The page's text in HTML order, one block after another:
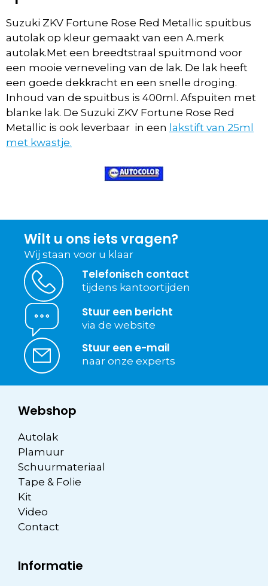
Suzuki ZKV Fortune Rose Red Metallic spuitbus
autolak op kleur gemaakt van een A.merk
autolak.Met een breedtstraal spuitmond voor
een mooie verneveling van de lak. De lak heeft
een goede dekkracht en een snelle droging.
Inhoud van de spuitbus is 400ml. Afspuiten met
blanke lak. De Suzuki ZKV Fortune Rose Red
Metallic is ook leverbaar in een lakstift van 25ml
met kwastje.
Wilt u ons iets vragen?
Wij staan voor u klaar
Telefonisch contact
tijdens kantoortijden
Stuur een bericht
via de website
Stuur een e-mail
naar onze experts
Webshop
Autolak
Plamuur
Schuurmateriaal
Tape & Folie
Kit
Video
Contact
Informatie